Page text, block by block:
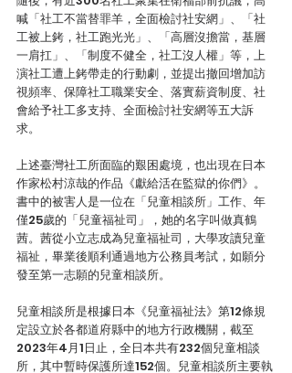
喊「社工不當替罪羊，全面檢討社安網」、「社
工被上銬，社工跑光光」、「高層沒擔當，基層
一肩扛」、「制度不健全，社工沒人權」等，上
演社工遭上銬帶走的行動劇，並提出撤回增加訪
視頻率、保障社工職業安全、落實薪資制度、社
會給予社工多支持、全面檢討社安網等五大訴
求。
上述臺灣社工所面臨的艱困處境，也出現在日本
作家松村涼哉的作品《獻給活在監獄的你們》。
書中的被害人是一位在「兒童相談所」工作、年
僅25歲的「兒童福祉司」，她的名字叫做真鶴
茜。茜從小立志成為兒童福祉司，大學攻讀兒童
福祉，畢業後順利通過地方公務員考試，如願分
發至第一志願的兒童相談所。
兒童相談所是根據日本《兒童福祉法》第12條規
定設立於各都道府縣中的地方行政機關，截至
2023年4月1日止，全日本共有232個兒童相談
所，其中暫時保護所達152個。兒童相談所主要執